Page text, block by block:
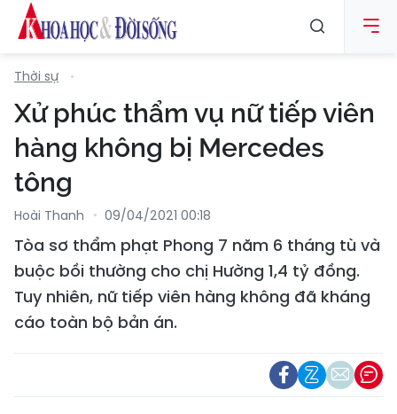
Thời sự
Xử phúc thẩm vụ nữ tiếp viên
hàng không bị Mercedes
tông
Hoài Thanh 09/04/2021 00:18
Tòa sơ thẩm phạt Phong 7 năm 6 tháng tù và
buộc bồi thường cho chị Hường 1,4 tỷ đồng.
Tuy nhiên, nữ tiếp viên hàng không đã kháng
cáo toàn bộ bản án.